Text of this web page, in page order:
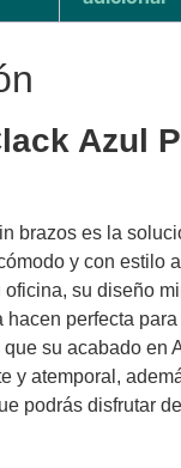
Azul
brazos es la
y con estilo
oficina, su diseño
hacen perfecta
su acabado en
y atemporal,
podrás disfrutar